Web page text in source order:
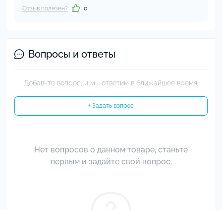
Отзыв полезен? 0
Вопросы и ответы
Добавьте вопрос, и мы ответим в ближайшее время.
+ Задать вопрос
Нет вопросов о данном товаре, станьте
первым и задайте свой вопрос.